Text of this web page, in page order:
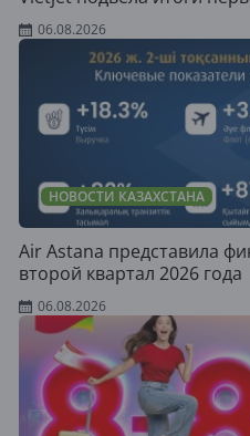
06.08.2026
НОВОСТИ КАЗАХСТАНА
Air Astana представила
второй квартал 2026 года
06.08.2026